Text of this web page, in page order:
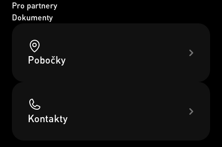
Pro partnery
Dokumenty
Pobočky
Kontakty